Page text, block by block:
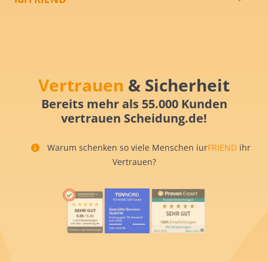
Vertrauen & Sicherheit
Bereits mehr als 55.000 Kunden
vertrauen Scheidung.de!
Warum schenken so viele Menschen iurFRIEND ihr
Vertrauen?